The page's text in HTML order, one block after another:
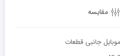
مقایسه
موبایل جانبی قطعات